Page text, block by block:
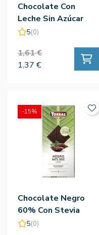
Chocolate Con
Leche Sin Azúcar
75g - Torras
5(0)
1,61 €
1,37 €
Chocolate Negro
60% Con Stevia
100g - Torras
5(0)
-15%